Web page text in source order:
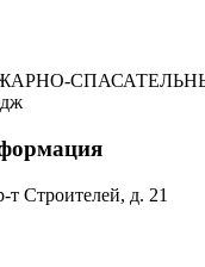
т Строителей, д. 21